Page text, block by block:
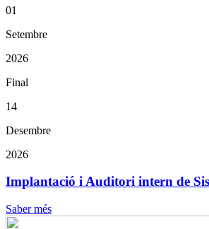
01
Setembre
2026
Final
14
Desembre
2026
Implantació i Auditori intern de
Saber més